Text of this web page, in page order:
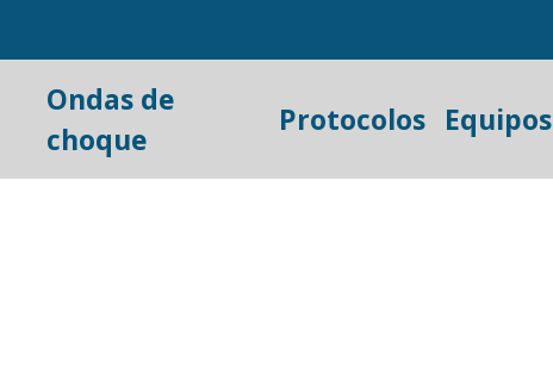
Ondas de
choque
Protocolos Equipos